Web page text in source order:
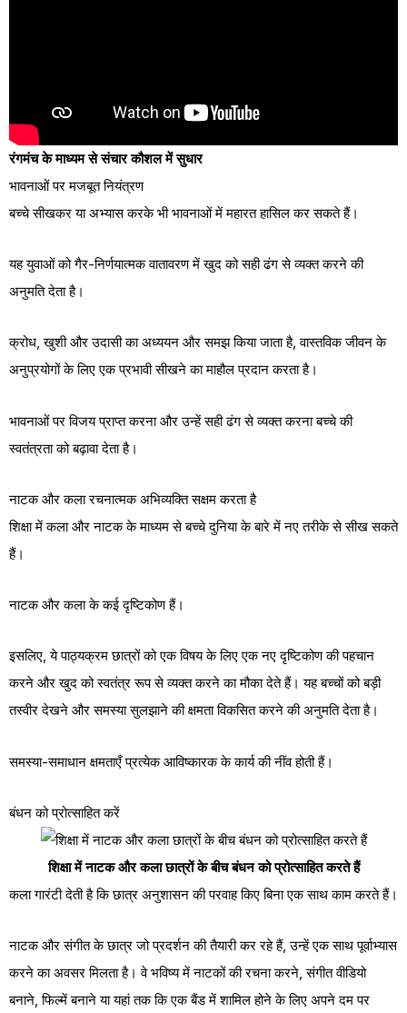
रंगमंच के माध्यम से संचार कौशल में सुधार
भावनाओं पर मजबूत नियंत्रण
बच्चे सीखकर या अभ्यास करके भी भावनाओं में महारत हासिल कर सकते हैं।
यह युवाओं को गैर-निर्णयात्मक वातावरण में खुद को सही ढंग से व्यक्त करने की
अनुमति देता है।
क्रोध, खुशी और उदासी का अध्ययन और समझ किया जाता है, वास्तविक जीवन के
अनुप्रयोगों के लिए एक प्रभावी सीखने का माहौल प्रदान करता है।
भावनाओं पर विजय प्राप्त करना और उन्हें सही ढंग से व्यक्त करना बच्चे की
स्वतंत्रता को बढ़ावा देता है।
नाटक और कला रचनात्मक अभिव्यक्ति सक्षम करता है
शिक्षा में कला और नाटक के माध्यम से बच्चे दुनिया के बारे में नए तरीके से सीख सकते
हैं।
नाटक और कला के कई दृष्टिकोण हैं।
इसलिए, ये पाठ्यक्रम छात्रों को एक विषय के लिए एक नए दृष्टिकोण की पहचान
करने और खुद को स्वतंत्र रूप से व्यक्त करने का मौका देते हैं। यह बच्चों को बड़ी
तस्वीर देखने और समस्या सुलझाने की क्षमता विकसित करने की अनुमति देता है।
समस्या-समाधान क्षमताएँ प्रत्येक आविष्कारक के कार्य की नींव होती हैं।
बंधन को प्रोत्साहित करें
शिक्षा में नाटक और कला छात्रों के बीच बंधन को प्रोत्साहित करते हैं
कला गारंटी देती है कि छात्र अनुशासन की परवाह किए बिना एक साथ काम करते हैं।
नाटक और संगीत के छात्र जो प्रदर्शन की तैयारी कर रहे हैं, उन्हें एक साथ पूर्वाभ्यास
करने का अवसर मिलता है। वे भविष्य में नाटकों की रचना करने, संगीत वीडियो
बनाने, फिल्में बनाने या यहां तक कि एक बैंड में शामिल होने के लिए अपने दम पर